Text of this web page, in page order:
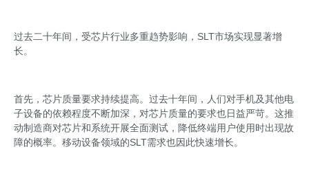
过去二十年间，受芯片行业多重趋势影响，SLT市场实现显著增
长。
首先，芯片质量要求持续提高。过去十年间，人们对手机及其他电
子设备的依赖程度不断加深，对芯片质量的要求也日益严苛。这推
动制造商对芯片和系统开展全面测试，降低终端用户使用时出现故
障的概率。移动设备领域的SLT需求也因此快速增长。